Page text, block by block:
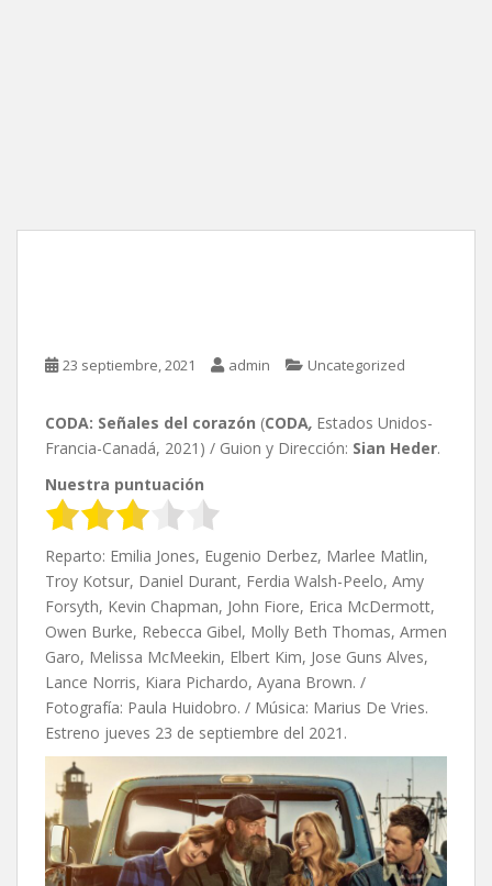
23 septiembre, 2021 admin Uncategorized
CODA: Señales del corazón (CODA, Estados Unidos-
Francia-Canadá, 2021) / Guion y Dirección: Sian Heder.
Nuestra puntuación
Reparto: Emilia Jones, Eugenio Derbez, Marlee Matlin,
Troy Kotsur, Daniel Durant, Ferdia Walsh-Peelo, Amy
Forsyth, Kevin Chapman, John Fiore, Erica McDermott,
Owen Burke, Rebecca Gibel, Molly Beth Thomas, Armen
Garo, Melissa McMeekin, Elbert Kim, Jose Guns Alves,
Lance Norris, Kiara Pichardo, Ayana Brown. /
Fotografía: Paula Huidobro. / Música: Marius De Vries.
Estreno jueves 23 de septiembre del 2021.